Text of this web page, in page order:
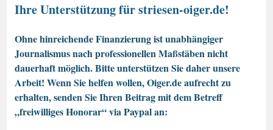
Ihre Unterstützung für striesen-oiger.de!
Ohne hinreichende Finanzierung ist unabhängiger
Journalismus nach professionellen Maßstäben nicht
dauerhaft möglich. Bitte unterstützen Sie daher unsere
Arbeit! Wenn Sie helfen wollen, Oiger.de aufrecht zu
erhalten, senden Sie Ihren Beitrag mit dem Betreff
„freiwilliges Honorar“ via Paypal an: